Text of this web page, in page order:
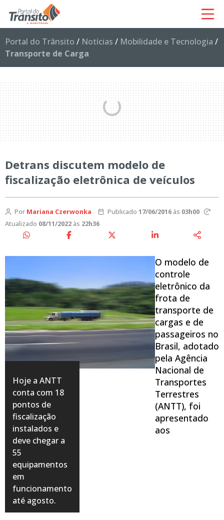
Portal do Trânsito / Notícias / Mobilidade e Tecnologia /
Transporte de Carga
Detrans discutem modelo de
fiscalização eletrônica de veículos
Por Mariana Czerwonka Publicado 17/06/2016às 03h00
Atualizado 08/11/2022 às 22h36
Hoje a ANTT
conta com 18
pontos de
fiscalização
instalados e
deve chegar a
55
equipamentos
em
funcionamento
até agosto.
O modelo de
controle
eletrônico da
frota de
transporte de
cargas e de
passageiros no
Brasil, adotado
pela Agência
Nacional de
Transportes
Terrestres
(ANTT), foi
apresentado
aos